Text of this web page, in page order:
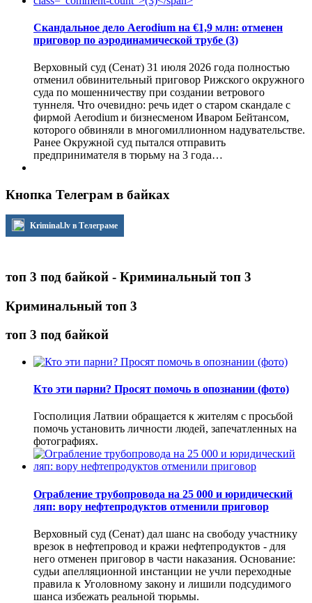
Скандальное дело Aerodium на €1,9 млн: отменен
приговор по аэродинамической трубе (3)
Верховный суд (Сенат) 31 июля 2026 года полностью
отменил обвинительный приговор Рижского окружного
суда по мошенничеству при создании ветрового
туннеля. Что очевидно: речь идет о старом скандале с
фирмой Aerodium и бизнесменом Иваром Бейтансом,
которого обвиняли в многомиллионном надувательстве.
Ранее Окружной суд пытался отправить
предпринимателя в тюрьму на 3 года…
Кнопка Телеграм в байках
Kriminal.lv в Телеграме
топ 3 под байкой - Криминальный топ 3
Криминальный топ 3
топ 3 под байкой
Кто эти парни? Просят помочь в опознании (фото)
Госполиция Латвии обращается к жителям с просьбой
помочь установить личности людей, запечатленных на
фотографиях.
Ограбление трубопровода на 25 000 и юридический
ляп: вору нефтепродуктов отменили приговор
Верховный суд (Сенат) дал шанс на свободу участнику
врезок в нефтепровод и кражи нефтепродуктов - для
него отменен приговор в части наказания. Основание:
судьи апелляционной инстанции не учли переходные
правила к Уголовному закону и лишили подсудимого
шанса избежать реальной тюрьмы.